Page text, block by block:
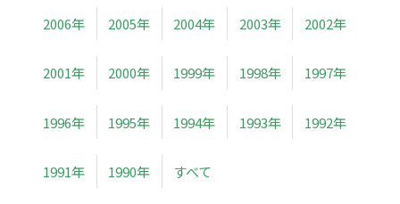
2006年 2005年 2004年 2003年 2002年
2001年 2000年 1999年 1998年 1997年
1996年 1995年 1994年 1993年 1992年
1991年 1990年 すべて